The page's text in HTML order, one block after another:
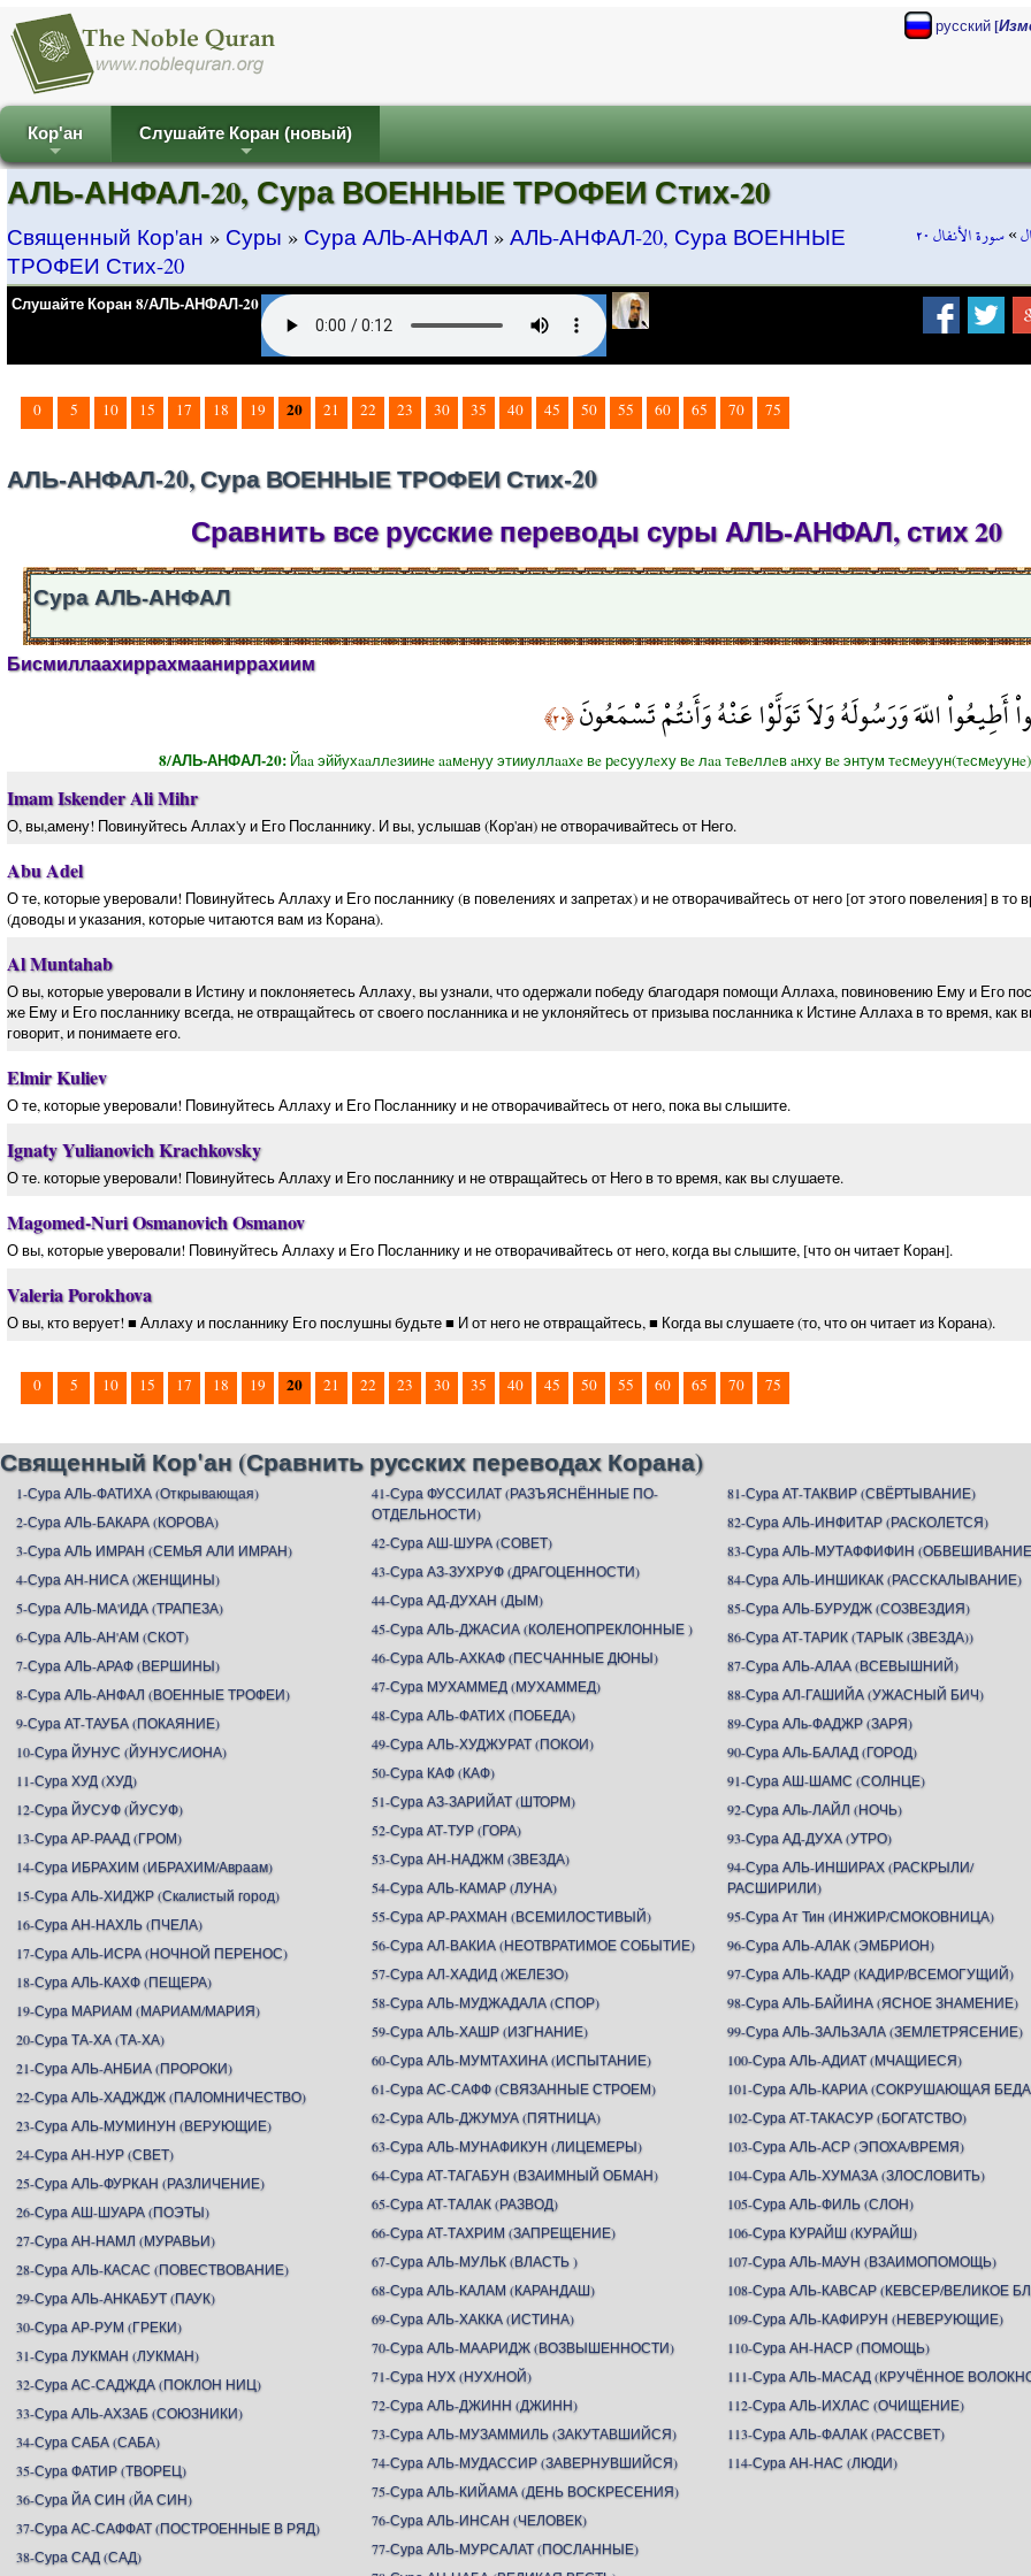
русский[
+
Кор'ан
+
Слушайте Коран (новый)
»سورة الأنفال ٢٠
АЛЬ-АНФАЛ-20, Сура ВОЕННЫЕ ТРОФЕИ Стих-20
Священный Кор'ан » Суры » Сура АЛЬ-АНФАЛ » АЛЬ-АНФАЛ-20, Сура ВОЕННЫЕ
ТРОФЕИ Стих-20
Слушайте Коран 8/АЛЬ-АНФАЛ-20
0 5 10 15 17 18 19 20 21 22 23 30 35 40 45 50 55 60 65 70 75
АЛЬ-АНФАЛ-20, Сура ВОЕННЫЕ ТРОФЕИ Стих-20
Сравнить все русские переводы суры АЛЬ-АНФАЛ, стих 20
Сура АЛЬ-АНФАЛ
Бисмиллаахиррахмааниррахиим
أَطِيعُواْ اللّهَ وَرَسُولَهُ وَلاَ تَوَلَّوْا عَنْهُ وَأَنتُمْ تَسْمَعُونَ﴿٢٠﴾
8/АЛЬ-АНФАЛ-20: Йaa эййухaaллeзиинe aaмeнуу этииуллaaхe вe рeсуулeху вe лaa тeвeллeв aнху вe энтум
Imam Iskender Ali Mihr
О, вы,амену! Повинуйтесь Аллах'у и Его Посланнику. И вы, услышав (Кор'ан) не отворачивайтесь от Него.
Abu Adel
О те, которые уверовали! Повинуйтесь Аллаху и Его посланнику (в повелениях и запретах) и не отворачивайтесь от него [от этого повеления] в то
(доводы и указания, которые читаются вам из Корана).
Al Muntahab
О вы, которые уверовали в Истину и поклоняетесь Аллаху, вы узнали, что одержали победу благодаря помощи Аллаха, повиновению Ему и Его
же Ему и Его посланнику всегда, не отвращайтесь от своего посланника и не уклоняйтесь от призыва посланника к Истине Аллаха в то время, как
говорит, и понимаете его.
Elmir Kuliev
О те, которые уверовали! Повинуйтесь Аллаху и Его Посланнику и не отворачивайтесь от него, пока вы слышите.
Ignaty Yulianovich Krachkovsky
О те. которые уверовали! Повинуйтесь Аллаху и Его посланнику и не отвращайтесь от Него в то время, как вы слушаете.
Magomed-Nuri Osmanovich Osmanov
О вы, которые уверовали! Повинуйтесь Аллаху и Его Посланнику и не отворачивайтесь от него, когда вы слышите, [что он читает Коран].
Valeria Porokhova
О вы, кто верует! ■ Аллаху и посланнику Его послушны будьте ■ И от него не отвращайтесь, ■ Когда вы слушаете (то, что он читает из Корана).
0 5 10 15 17 18 19 20 21 22 23 30 35 40 45 50 55 60 65 70 75
Священный Кор'ан (Сравнить русских переводах Корана)
1-Сура АЛЬ-ФАТИХА (Открывающая)
2-Сура АЛЬ-БАКАРА (КОРОВА)
3-Сура АЛЬ ИМРАН (СЕМЬЯ АЛИ ИМРАН)
4-Сура АН-НИСА (ЖЕНЩИНЫ)
5-Сура АЛЬ-МА'ИДА (ТРАПЕЗА)
6-Сура АЛЬ-АН'АМ (СКОТ)
7-Сура АЛЬ-АРАФ (ВЕРШИНЫ)
8-Сура АЛЬ-АНФАЛ (ВОЕННЫЕ ТРОФЕИ)
9-Сура АТ-ТАУБА (ПОКАЯНИЕ)
10-Сура ЙУНУС (ЙУНУС/ИОНА)
11-Сура ХУД (ХУД)
12-Сура ЙУСУФ (ЙУСУФ)
13-Сура АР-РААД (ГРОМ)
14-Сура ИБРАХИМ (ИБРАХИМ/Авраам)
15-Сура АЛЬ-ХИДЖР (Скалистый город)
16-Сура АН-НАХЛЬ (ПЧЕЛА)
17-Сура АЛЬ-ИСРА (НОЧНОЙ ПЕРЕНОС)
18-Сура АЛЬ-КАХФ (ПЕЩЕРА)
19-Сура МАРИАМ (МАРИАМ/МАРИЯ)
20-Сура ТА-ХА (ТА-ХА)
21-Сура АЛЬ-АНБИА (ПРОРОКИ)
22-Сура АЛЬ-ХАДЖДЖ (ПАЛОМНИЧЕСТВО)
23-Сура АЛЬ-МУМИНУН (ВЕРУЮЩИЕ)
24-Сура АН-НУР (СВЕТ)
25-Сура АЛЬ-ФУРКАН (РАЗЛИЧЕНИЕ)
26-Сура АШ-ШУАРА (ПОЭТЫ)
27-Сура АН-НАМЛ (МУРАВЬИ)
28-Сура АЛЬ-КАСАС (ПОВЕСТВОВАНИЕ)
29-Сура АЛЬ-АНКАБУТ (ПАУК)
30-Сура АР-РУМ (ГРЕКИ)
31-Сура ЛУКМАН (ЛУКМАН)
32-Сура АС-САДЖДА (ПОКЛОН НИЦ)
33-Сура АЛЬ-АХЗАБ (СОЮЗНИКИ)
34-Сура САБА (САБА)
35-Сура ФАТИР (ТВОРЕЦ)
36-Сура ЙА СИН (ЙА СИН)
37-Сура АС-САФФАТ (ПОСТРОЕННЫЕ В РЯД)
38-Сура САД (САД)
41-Сура ФУССИЛАТ (РАЗЪЯСНЁННЫЕ ПО-
ОТДЕЛЬНОСТИ)
42-Сура АШ-ШУРА (СОВЕТ)
43-Сура АЗ-ЗУХРУФ (ДРАГОЦЕННОСТИ)
44-Сура АД-ДУХАН (ДЫМ)
45-Сура АЛЬ-ДЖАСИА (КОЛЕНОПРЕКЛОННЫЕ )
46-Сура АЛЬ-АХКАФ (ПЕСЧАННЫЕ ДЮНЫ)
47-Сура МУХАММЕД (МУХАММЕД)
48-Сура АЛЬ-ФАТИХ (ПОБЕДА)
49-Сура АЛЬ-ХУДЖУРАТ (ПОКОИ)
50-Сура КАФ (КАФ)
51-Сура АЗ-ЗАРИЙАТ (ШТОРМ)
52-Сура АТ-ТУР (ГОРА)
53-Сура АН-НАДЖМ (ЗВЕЗДА)
54-Сура АЛЬ-КАМАР (ЛУНА)
55-Сура АР-РАХМАН (ВСЕМИЛОСТИВЫЙ)
56-Сура АЛ-ВАКИА (НЕОТВРАТИМОЕ СОБЫТИЕ)
57-Сура АЛ-ХАДИД (ЖЕЛЕЗО)
58-Сура АЛЬ-МУДЖАДАЛА (СПОР)
59-Сура АЛЬ-ХАШР (ИЗГНАНИЕ)
60-Сура АЛЬ-МУМТАХИНА (ИСПЫТАНИЕ)
61-Сура АС-САФФ (СВЯЗАННЫЕ СТРОЕМ)
62-Сура АЛЬ-ДЖУМУА (ПЯТНИЦА)
63-Сура АЛЬ-МУНАФИКУН (ЛИЦЕМЕРЫ)
64-Сура АТ-ТАГАБУН (ВЗАИМНЫЙ ОБМАН)
65-Сура АТ-ТАЛАК (РАЗВОД)
66-Сура АТ-ТАХРИМ (ЗАПРЕЩЕНИЕ)
67-Сура АЛЬ-МУЛЬК (ВЛАСТЬ )
68-Сура АЛЬ-КАЛАМ (КАРАНДАШ)
69-Сура АЛЬ-ХАККА (ИСТИНА)
70-Сура АЛЬ-МААРИДЖ (ВОЗВЫШЕННОСТИ)
71-Сура НУХ (НУХ/НОЙ)
72-Сура АЛЬ-ДЖИНН (ДЖИНН)
73-Сура АЛЬ-МУЗАММИЛЬ (ЗАКУТАВШИЙСЯ)
74-Сура АЛЬ-МУДАССИР (ЗАВЕРНУВШИЙСЯ)
75-Сура АЛЬ-КИЙАМА (ДЕНЬ ВОСКРЕСЕНИЯ)
76-Сура АЛЬ-ИНСАН (ЧЕЛОВЕК)
77-Сура АЛЬ-МУРСАЛАТ (ПОСЛАННЫЕ)
81-Сура АТ-ТАКВИР (СВЁРТЫВАНИЕ)
82-Сура АЛЬ-ИНФИТАР (РАСКОЛЕТСЯ)
83-Сура АЛЬ-МУТАФФИФИН
84-Сура АЛЬ-ИНШИКАК (РАССКАЛЫВАНИЕ)
85-Сура АЛЬ-БУРУДЖ (СОЗВЕЗДИЯ)
86-Сура АТ-ТАРИК (ТАРЫК (ЗВЕЗДА))
87-Сура АЛЬ-АЛАА (ВСЕВЫШНИЙ)
88-Сура АЛ-ГАШИЙА (УЖАСНЫЙ БИЧ)
89-Сура АЛь-ФАДЖР (ЗАРЯ)
90-Сура АЛь-БАЛАД (ГОРОД)
91-Сура АШ-ШАМС (СОЛНЦЕ)
92-Сура АЛь-ЛАЙЛ (НОЧЬ)
93-Сура АД-ДУХА (УТРО)
94-Сура АЛЬ-ИНШИРАХ (РАСКРЫЛИ/
РАСШИРИЛИ)
95-Сура Ат Тин (ИНЖИР/СМОКОВНИЦА)
96-Сура АЛЬ-АЛАК (ЭМБРИОН)
97-Сура АЛЬ-КАДР (КАДИР/ВСЕМОГУЩИЙ)
98-Сура АЛЬ-БАЙИНА (ЯСНОЕ ЗНАМЕНИЕ)
99-Сура АЛЬ-ЗАЛЬЗАЛА (ЗЕМЛЕТРЯСЕНИЕ)
100-Сура АЛЬ-АДИАТ (МЧАЩИЕСЯ)
101-Сура АЛЬ-КАРИА (СОКРУШАЮЩАЯ
102-Сура АТ-ТАКАСУР (БОГАТСТВО)
103-Сура АЛЬ-АСР (ЭПОХА/ВРЕМЯ)
104-Сура АЛЬ-ХУМАЗА (ЗЛОСЛОВИТЬ)
105-Сура АЛЬ-ФИЛЬ (СЛОН)
106-Сура КУРАЙШ (КУРАЙШ)
107-Сура АЛЬ-МАУН (ВЗАИМОПОМОЩЬ)
108-Сура АЛЬ-КАВСАР (КЕВСЕР/ВЕЛИКОЕ
109-Сура АЛЬ-КАФИРУН (НЕВЕРУЮЩИЕ)
110-Сура АН-НАСР (ПОМОЩЬ)
111-Сура АЛЬ-МАСАД (КРУЧЁННОЕ
112-Сура АЛЬ-ИХЛАС (ОЧИЩЕНИЕ)
113-Сура АЛЬ-ФАЛАК (РАССВЕТ)
114-Сура АН-НАС (ЛЮДИ)